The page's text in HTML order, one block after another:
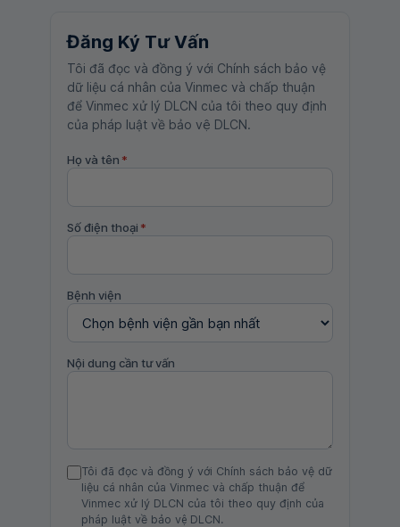
Đăng Ký Tư Vấn
Tôi đã đọc và đồng ý với Chính sách bảo vệ
dữ liệu cá nhân của Vinmec và chấp thuận
để Vinmec xử lý DLCN của tôi theo quy định
của pháp luật về bảo vệ DLCN.
Họ và tên *
Số điện thoại *
Bệnh viện
Nội dung cần tư vấn
Tôi đã đọc và đồng ý với Chính sách bảo vệ dữ
liệu cá nhân của Vinmec và chấp thuận để
Vinmec xử lý DLCN của tôi theo quy định của
pháp luật về bảo vệ DLCN.